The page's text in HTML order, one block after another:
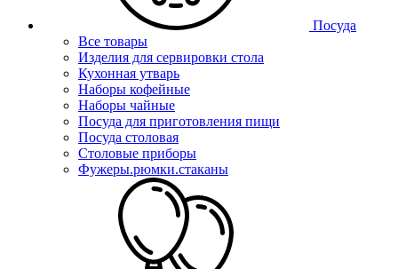
Посуда
Все товары
Изделия для сервировки стола
Кухонная утварь
Наборы кофейные
Наборы чайные
Посуда для приготовления пищи
Посуда столовая
Столовые приборы
Фужеры.рюмки.стаканы